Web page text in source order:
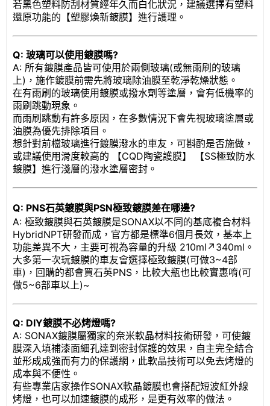
若黑色塑料防刮材質經年久而白化狀況，建議選擇有塑料
還原功能的【塑膠煥新鍍膜】進行護理。
Q: 玻璃可以使用鍍膜嗎?
A: 所有鍍膜產品皆可使用於兩側玻璃(或無雨刷的玻璃
上)，施作鍍膜前需先將玻璃除油膜至乾淨乾燥狀態。
在有雨刷的玻璃使用鍍膜或撥水劑等塗層，會有低機率的
雨刷跳動現象。
而雨刷跳動有許多原因，在多數情況下會先視玻璃塗層或
油膜為優先排除項目。
想針對前檔玻璃進行鍍膜潑水的車友，可斟酌是否施做，
或建議使用滑度較高的 【CQD陶瓷護膜】 【SS極致防水
鍍膜】進行淺層的潑水塗層密封。
Q: PNS石英鍍膜與PSN極致鍍膜差在哪邊?
A: 極致鍍膜與石英鍍膜是SONAX以不同的基底複合材料
HybridNPT研發而成，官方都是標準6個月長效，基本上
功能差異不大，主要可視為容量的升級 210ml↗340ml。
大多第一次玩鍍膜的車友會選擇極致鍍膜(可做3~4部
車)，回購的都會買石英PNS，比較大瓶也比較實惠唷(可
做5~6部車以上)~
Q: DIY鍍膜不必烤燈嗎?
A: SONAX鍍膜屬獨家的奈米軟晶材料技術研發，可使鍍
膜深入填補漆面細孔達到密封保護的效果，自主完全結合
並形成成強而有力的保護網，此軟晶技術可以免去烤燈的
成本與不便性。
有些專業店家操作SONAX軟晶鍍膜也會搭配短波紅外線
烤燈，也可以加速鍍膜的成形，是更有效率的做法。